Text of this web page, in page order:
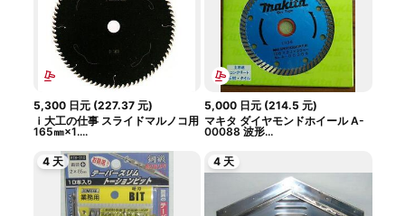
5,300 日元(227.37 元)
ｉ大工の仕事 スライドマルノコ用
165㎜×1....
5,000 日元 (214.5 元)
マキタ ダイヤモンドホイール A-
00088 波形...
4 天 4 天